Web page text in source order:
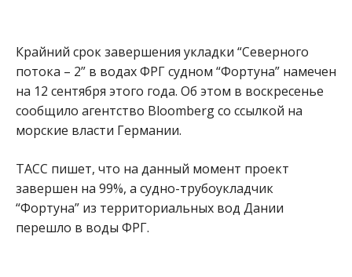
Крайний срок завершения укладки “Северного
потока – 2” в водах ФРГ судном “Фортуна” намечен
на 12 сентября этого года. Об этом в воскресенье
сообщило агентство Bloomberg со ссылкой на
морские власти Германии.
ТАСС пишет, что на данный момент проект
завершен на 99%, а судно-трубоукладчик
“Фортуна” из территориальных вод Дании
перешло в воды ФРГ.